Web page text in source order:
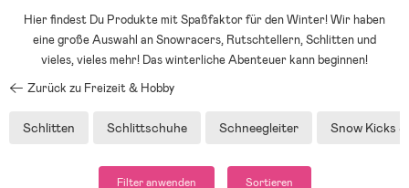
Hier findest Du Produkte mit Spaßfaktor für den Winter! Wir haben
eine große Auswahl an Snowracers, Rutschtellern, Schlitten und
vieles, vieles mehr! Das winterliche Abenteuer kann beginnen!
Zurück zu Freizeit & Hobby
Schlitten Schlittschuhe Schneegleiter Snow Kicks
Filter anwenden Sortieren